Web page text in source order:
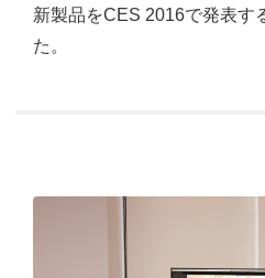
新製品をCES 2016で発表す
た。